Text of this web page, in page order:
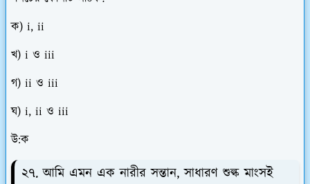
ক) i, ii
খ) i ও iii
গ) ii ও iii
ঘ) i, ii ও iii
উ:ক
২৭. আমি এমন এক নারীর সন্তান, সাধারণ শুল্ক মাংসই